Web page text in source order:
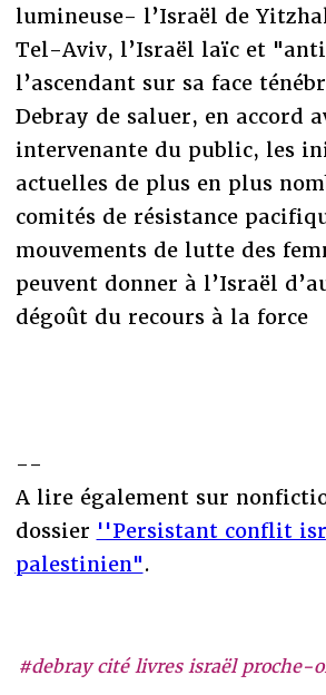
#debray cité livres israël proche-
lumineuse- l’Israël de
Tel-Aviv, l’Israël laïc et
l’ascendant sur sa face
Debray de saluer, en accord
intervenante du public, les
actuelles de plus en plus
comités de résistance
mouvements de lutte des
peuvent donner à l’Israël
dégoût du recours à la force
--
A lire également sur
dossier ''Persistant conflit
palestinien".